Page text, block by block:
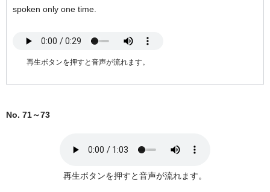
spoken only one time.
再生ボタンを押すと音声が流れます。
No. 71～73
再生ボタンを押すと音声が流れます。